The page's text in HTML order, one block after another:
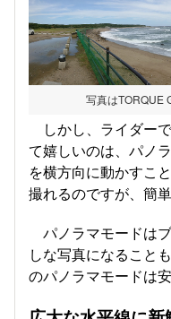
写真はTORQUE
しかし、ライダー
て嬉しいのは、パノ
を横方向に動かすこ
撮れるのですが、簡
パノラマモードは
しな写真になること
のパノラマモードは